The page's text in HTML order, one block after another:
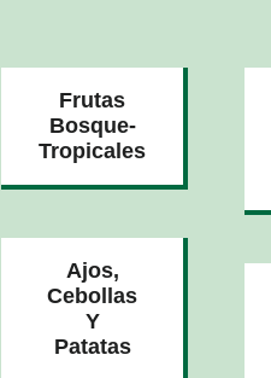
Frutas
Bosque-
Tropicales
Ajos,
Cebollas
Y
Patatas